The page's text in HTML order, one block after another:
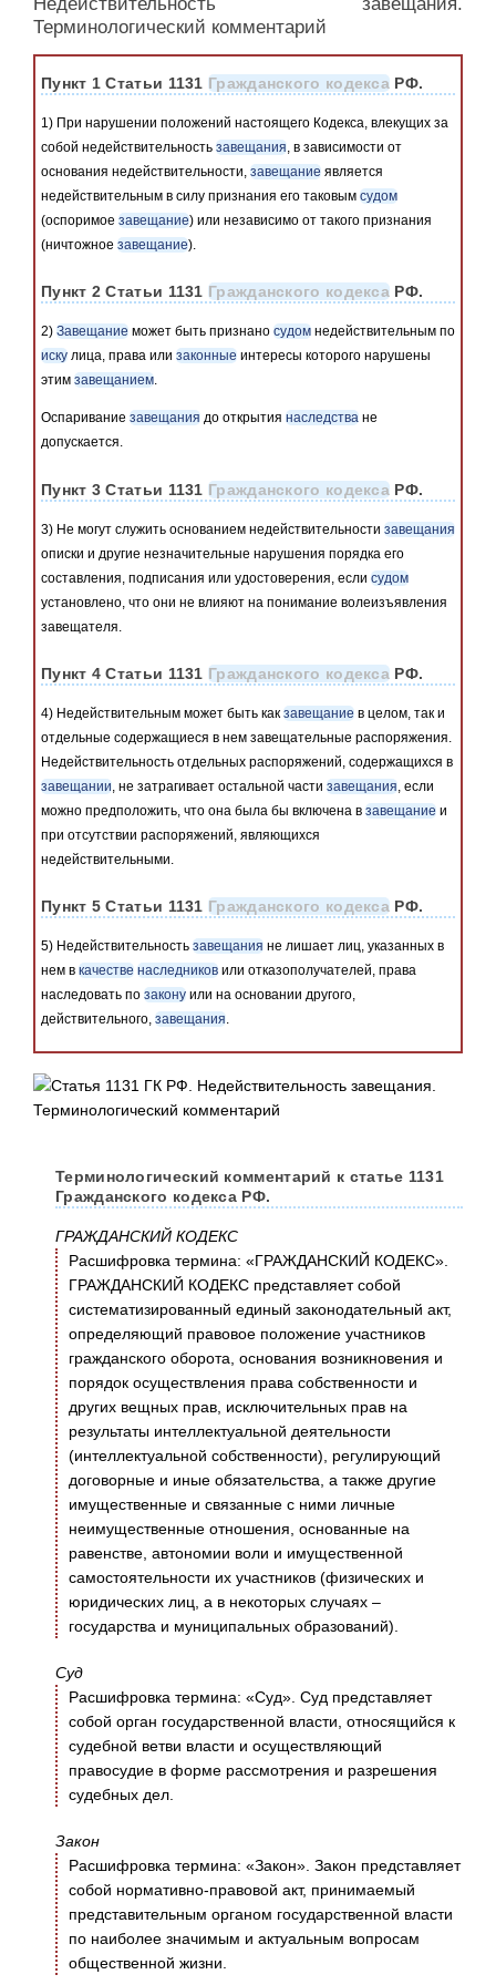
Терминологический комментарий
Пункт 1 Статьи 1131Гражданского кодекса РФ.
1) При нарушении положений настоящего Кодекса, влекущих за
собой недействительность завещания, в зависимости от
основания недействительности, завещание является
недействительным в силу признания его таковым судом
(оспоримое завещание) или независимо от такого признания
(ничтожное завещание).
Пункт 2 Статьи 1131Гражданского кодекса РФ.
2) Завещание может быть признано судом недействительным по
иску лица, права или законные интересы которого нарушены
этим завещанием.
Оспаривание завещания до открытия наследства не
допускается.
Пункт 3 Статьи 1131Гражданского кодекса РФ.
3) Не могут служить основанием недействительности завещания
описки и другие незначительные нарушения порядка его
составления, подписания или удостоверения, если судом
установлено, что они не влияют на понимание волеизъявления
завещателя.
Пункт 4 Статьи 1131Гражданского кодекса РФ.
4) Недействительным может быть как завещание в целом, так и
отдельные содержащиеся в нем завещательные распоряжения.
Недействительность отдельных распоряжений, содержащихся в
завещании, не затрагивает остальной части завещания, если
можно предположить, что она была бы включена в завещание и
при отсутствии распоряжений, являющихся
недействительными.
Пункт 5 Статьи 1131Гражданского кодекса РФ.
5) Недействительность завещания не лишает лиц, указанных в
нем в качестве наследников или отказополучателей, права
наследовать по закону или на основании другого,
действительного, завещания.
Терминологический комментарий к статье 1131
Гражданского кодекса РФ.
ГРАЖДАНСКИЙ КОДЕКС
Расшифровка термина: «ГРАЖДАНСКИЙ КОДЕКС».
ГРАЖДАНСКИЙ КОДЕКС представляет собой
систематизированный единый законодательный акт,
определяющий правовое положение участников
гражданского оборота, основания возникновения и
порядок осуществления права собственности и
других вещных прав, исключительных прав на
результаты интеллектуальной деятельности
(интеллектуальной собственности), регулирующий
договорные и иные обязательства, а также другие
имущественные и связанные с ними личные
неимущественные отношения, основанные на
равенстве, автономии воли и имущественной
самостоятельности их участников (физических и
юридических лиц, а в некоторых случаях –
государства и муниципальных образований).
Суд
Расшифровка термина: «Суд». Суд представляет
собой орган государственной власти, относящийся к
судебной ветви власти и осуществляющий
правосудие в форме рассмотрения и разрешения
судебных дел.
Закон
Расшифровка термина: «Закон». Закон представляет
собой нормативно-правовой акт, принимаемый
представительным органом государственной власти
по наиболее значимым и актуальным вопросам
общественной жизни.